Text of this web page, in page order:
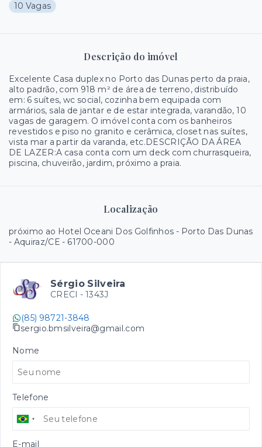
10 Vagas
Descrição do imóvel
Excelente Casa duplex no Porto das Dunas perto da praia,
alto padrão, com 918 m² de área de terreno, distribuído
em: 6 suítes, wc social, cozinha bem equipada com
armários, sala de jantar e de estar integrada, varandão, 10
vagas de garagem. O imóvel conta com os banheiros
revestidos e piso no granito e cerâmica, closet nas suítes,
vista mar a partir da varanda, etc.DESCRIÇÃO DA ÁREA
DE LAZER:A casa conta com um deck com churrasqueira,
piscina, chuveirão, jardim, próximo a praia.
Localização
próximo ao Hotel Oceani Dos Golfinhos - Porto Das Dunas
- Aquiraz/CE - 61700-000
Sérgio Silveira
CRECI - 1343J
(85) 98721-3848
sergio.bmsilveira@gmail.com
Nome
Telefone
E-mail